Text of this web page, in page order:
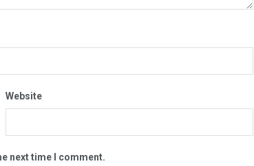
Website
next time I comment.